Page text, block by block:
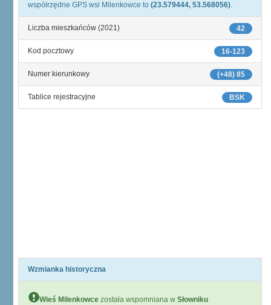
współrzędne GPS wsi Milenkowce to (23.579444, 53.568056).
42
Liczba mieszkańców (2021)
16-123
Kod pocztowy
(+48) 85
Numer kierunkowy
BSK
Tablice rejestracyjne
Wzmianka historyczna
Wieś Milenkowce została wspomniana w Słowniku